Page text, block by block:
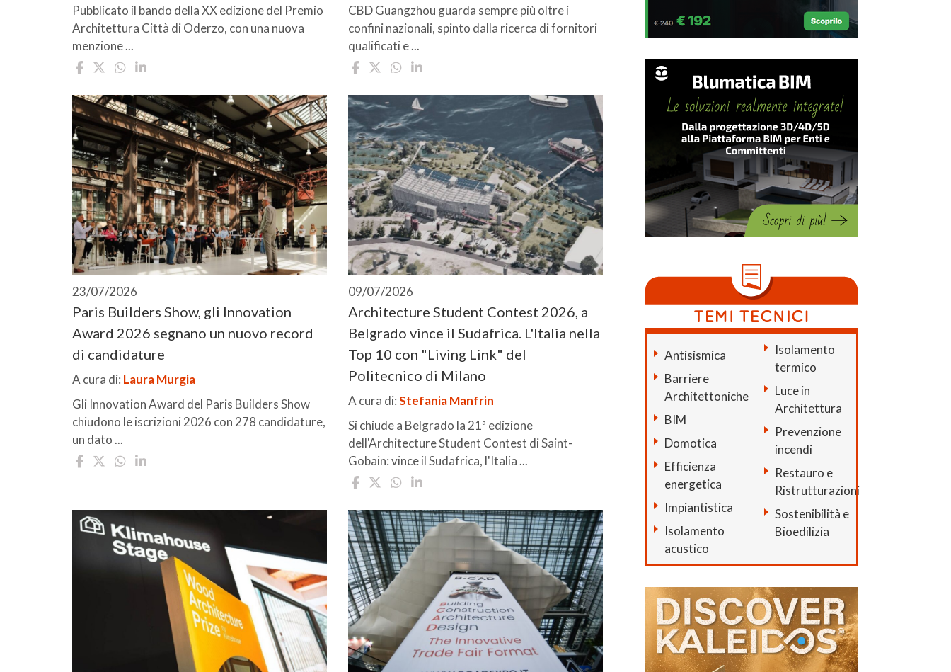
Pubblicato il bando della XX edizione del Premio
Architettura Città di Oderzo, con una nuova
menzione ...
CBD Guangzhou guarda sempre più oltre i
confini nazionali, spinto dalla ricerca di fornitori
qualificati e ...
23/07/2026
Paris Builders Show, gli Innovation
Award 2026 segnano un nuovo record
di candidature
A cura di: Laura Murgia
Gli Innovation Award del Paris Builders Show
chiudono le iscrizioni 2026 con 278 candidature,
un dato ...
09/07/2026
Architecture Student Contest 2026, a
Belgrado vince il Sudafrica. L'Italia nella
Top 10 con "Living Link" del
Politecnico di Milano
A cura di:Stefania Manfrin
Si chiude a Belgrado la 21ª edizione
dell'Architecture Student Contest di Saint-
Gobain: vince il Sudafrica, l'Italia ...
Antisismica
Barriere
Architettoniche
BIM
Domotica
Efficienza
energetica
Impiantistica
Isolamento
acustico
Isolamento
termico
Luce in
Architettura
Prevenzione
incendi
Restauro e
Ristrutturazioni
Sostenibilità e
Bioedilizia